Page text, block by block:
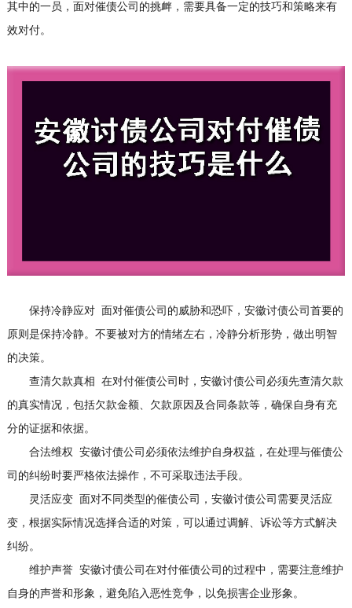
其中的一员，面对催债公司的挑衅，需要具备一定的技巧和策略来有
效对付。
保持冷静应对 面对催债公司的威胁和恐吓，安徽讨债公司首要的
原则是保持冷静。不要被对方的情绪左右，冷静分析形势，做出明智
的决策。
查清欠款真相 在对付催债公司时，安徽讨债公司必须先查清欠款
的真实情况，包括欠款金额、欠款原因及合同条款等，确保自身有充
分的证据和依据。
合法维权 安徽讨债公司必须依法维护自身权益，在处理与催债公
司的纠纷时要严格依法操作，不可采取违法手段。
灵活应变 面对不同类型的催债公司，安徽讨债公司需要灵活应
变，根据实际情况选择合适的对策，可以通过调解、诉讼等方式解决
纠纷。
维护声誉 安徽讨债公司在对付催债公司的过程中，需要注意维护
自身的声誉和形象，避免陷入恶性竞争，以免损害企业形象。